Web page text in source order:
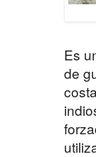
Es
de